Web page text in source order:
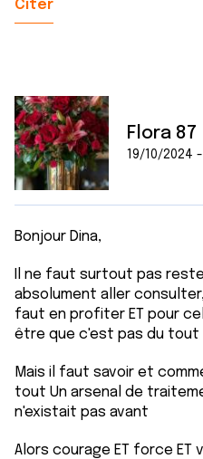
Citer
Flora 87
19/10/2024
Bonjour Dina,
Il ne faut surtout pas
absolument aller
faut en profiter ET pour
être que c'est pas du tout
Mais il faut savoir et
tout Un arsenal de
n'existait pas avant
Alors courage ET force ET